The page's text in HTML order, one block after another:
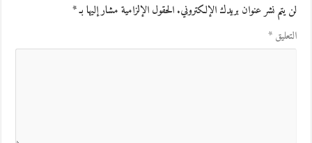
لن يتم نشر عنوان بريدك الإلكتروني.الحقول الإلزامية مشار إليها بـ*
التعليق*